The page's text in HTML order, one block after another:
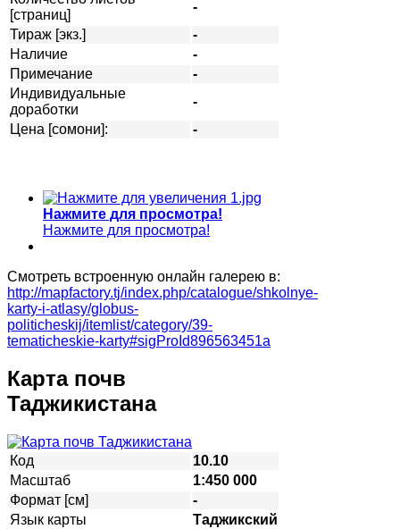
[страниц]
-
Тираж [экз.]
-
Наличие
-
Примечание
-
Индивидуальные
доработки
-
Цена [сомони]:
-
Нажмите для просмотра!
Нажмите для просмотра!
Смотреть встроенную онлайн галерею в:
http://mapfactory.tj/index.php/catalogue/shkolnye-
karty-i-atlasy/globus-
politicheskij/itemlist/category/39-
tematicheskie-karty#sigProId896563451a
Карта почв
Таджикистана
Код
10.10
Масштаб
1:450 000
Формат [см]
-
Язык карты
Таджикский